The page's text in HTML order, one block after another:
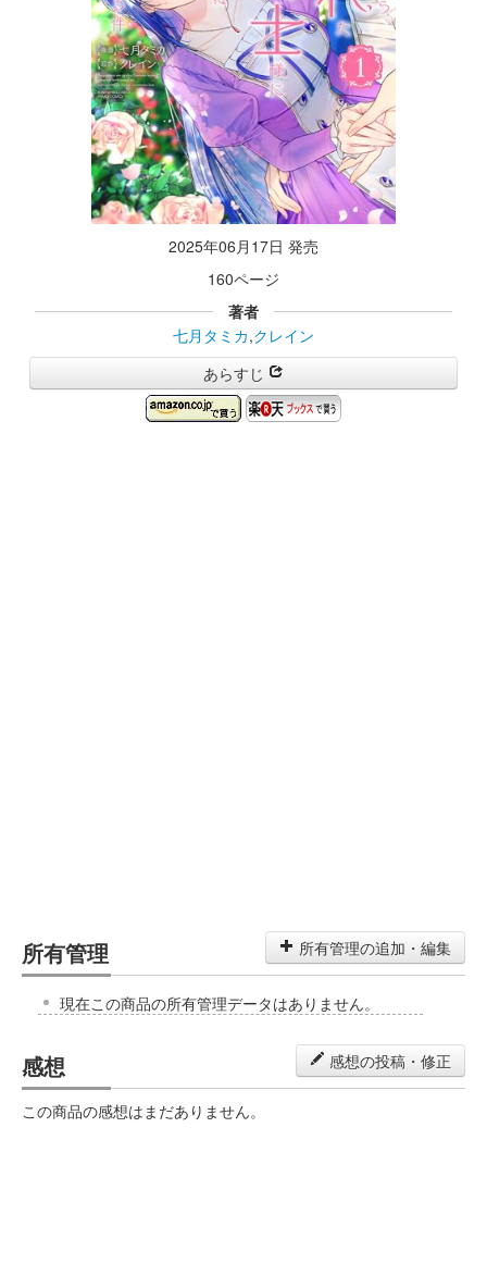
2025年06月17日 発売
160ページ
著者
七月タミカ,クレイン
あらすじ
所有管理 所有管理の追加・編集
現在この商品の所有管理データはありません。
感想 感想の投稿・修正
この商品の感想はまだありません。